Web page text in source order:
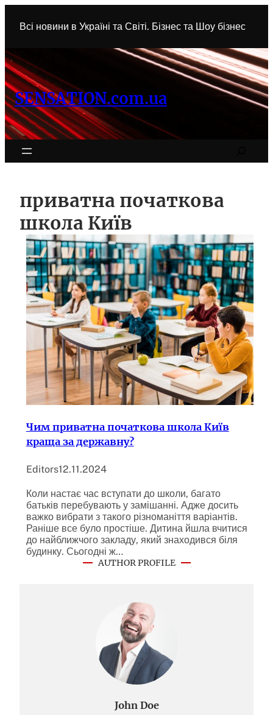
вмісту
Всі новини в Україні та Світі. Бізнес та Шоу бізнес
SENSATION.com.ua
приватна початкова
школа Київ
Чим приватна початкова школа Київ
краща за державну?
Editors12.11.2024
Коли настає час вступати до школи, багато
батьків перебувають у замішанні. Адже досить
важко вибрати з такого різноманіття варіантів.
Раніше все було простіше. Дитина йшла вчитися
до найближчого закладу, який знаходився біля
будинку. Сьогодні ж…
AUTHOR PROFILE
John Doe